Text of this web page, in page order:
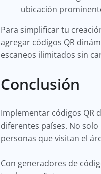
ubicación
Para simplificar tu
agregar códigos QR
escaneos ilimitados sin
Conclusión
Implementar códigos QR
diferentes países. No
personas que visitan el
Con generadores de